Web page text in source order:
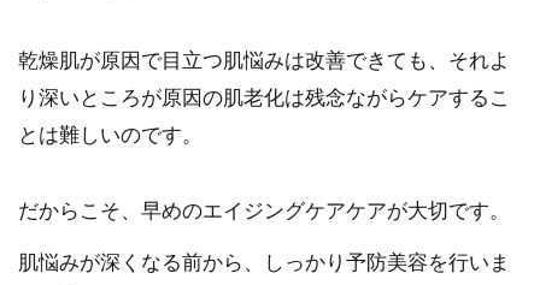
乾燥肌が原因で目立つ肌悩みは改善できても、それよ
り深いところが原因の肌老化は残念ながらケアするこ
とは難しいのです。
だからこそ、早めのエイジングケアケアが大切です。
肌悩みが深くなる前から、しっかり予防美容を行いま